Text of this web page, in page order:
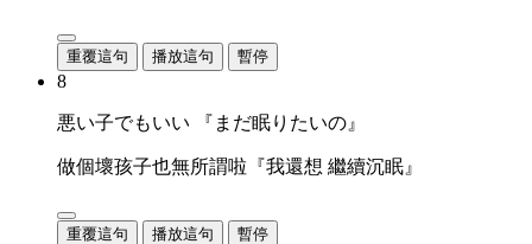
重覆這句 播放這句 暫停
8
悪い子でもいい 『まだ眠りたいの』
做個壞孩子也無所謂啦『我還想 繼續沉眠』
重覆這句 播放這句 暫停